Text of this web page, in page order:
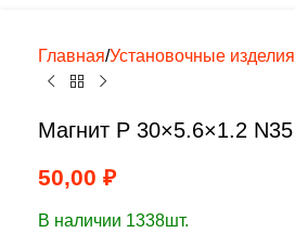
Главная Установочные изделия
Магнит P 30×5.6×1.2 N35
50,00 ₽
В наличии 1338шт.